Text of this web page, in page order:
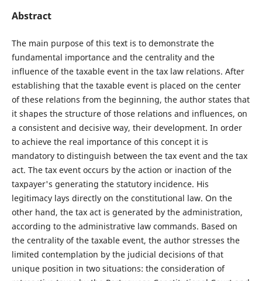
Abstract
The main purpose of this text is to demonstrate the
fundamental importance and the centrality and the
influence of the taxable event in the tax law relations. After
establishing that the taxable event is placed on the center
of these relations from the beginning, the author states that
it shapes the structure of those relations and influences, on
a consistent and decisive way, their development. In order
to achieve the real importance of this concept it is
mandatory to distinguish between the tax event and the tax
act. The tax event occurs by the action or inaction of the
taxpayer's generating the statutory incidence. His
legitimacy lays directly on the constitutional law. On the
other hand, the tax act is generated by the administration,
according to the administrative law commands. Based on
the centrality of the taxable event, the author stresses the
limited contemplation by the judicial decisions of that
unique position in two situations: the consideration of